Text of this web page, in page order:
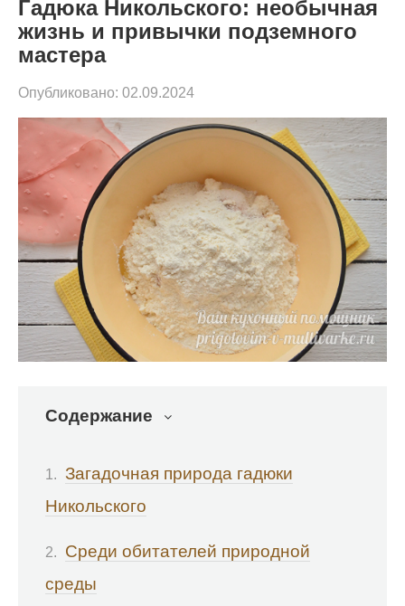
Гадюка Никольского: необычная
жизнь и привычки подземного
мастера
Опубликовано: 02.09.2024
Содержание
Загадочная природа гадюки
Никольского
Среди обитателей природной
среды